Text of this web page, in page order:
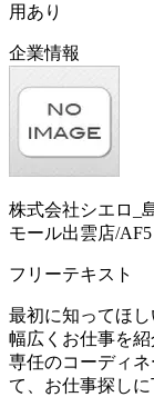
用あり
企業情報
株式会社シエロ_
モール出雲店/AF5
フリーテキスト
最初に知ってほ
幅広くお仕事を紹
専任のコーディ
て、お仕事探しに